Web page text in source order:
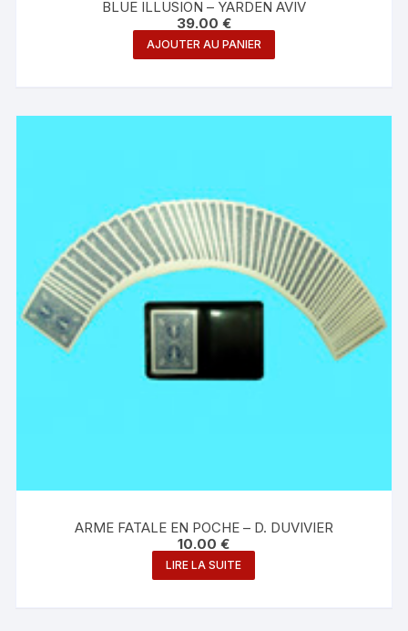
BLUE ILLUSION – YARDEN AVIV
39.00 €
AJOUTER AU PANIER
ARME FATALE EN POCHE – D. DUVIVIER
10.00€
LIRE LA SUITE